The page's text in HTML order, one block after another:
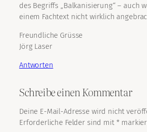
des Begriffs „Balkanisierung“ – auch
einem Fachtext nicht wirklich
Freundliche Grüsse
Jörg Laser
Antworten
Schreibe einen Kommentar
Deine E-Mail-Adresse wird nicht
Erforderliche Felder sind mit *